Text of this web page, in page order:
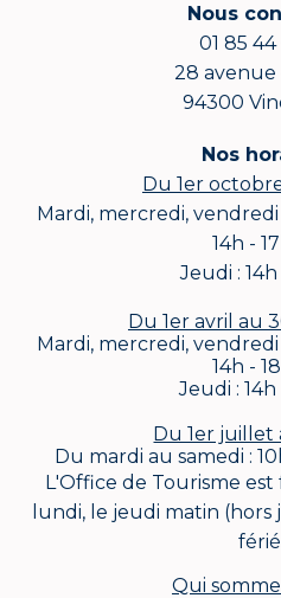
Nous
01 85 44
28 avenue
94300
Nos
Du 1er
Mardi, mercredi, vendredi
14h -
Jeudi :
Du 1er avril au
Mardi, mercredi, vendredi
14h -
Jeudi :
Du 1er juillet
Du mardi au samedi :
L'Office de Tourisme
lundi, le jeudi matin
Qui